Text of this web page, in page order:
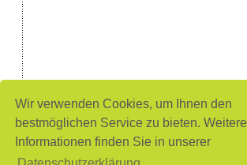
Wir verwenden Cookies, um Ihnen den
bestmöglichen Service zu bieten. Weitere
Informationen finden Sie in unserer